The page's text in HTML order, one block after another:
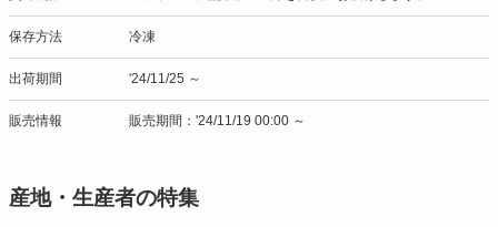
保存方法 冷凍
出荷期間 '24/11/25 ～
販売情報 販売期間：'24/11/19 00:00 ～
産地・生産者の特集